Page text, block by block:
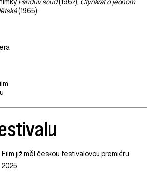
Paridův soud(1962), Čtyřikrát o jednom
(1965).
Film již měl českou festivalovou premiéru
2025